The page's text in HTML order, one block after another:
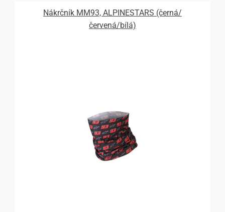
Nákrčník MM93, ALPINESTARS (černá/
červená/bílá)